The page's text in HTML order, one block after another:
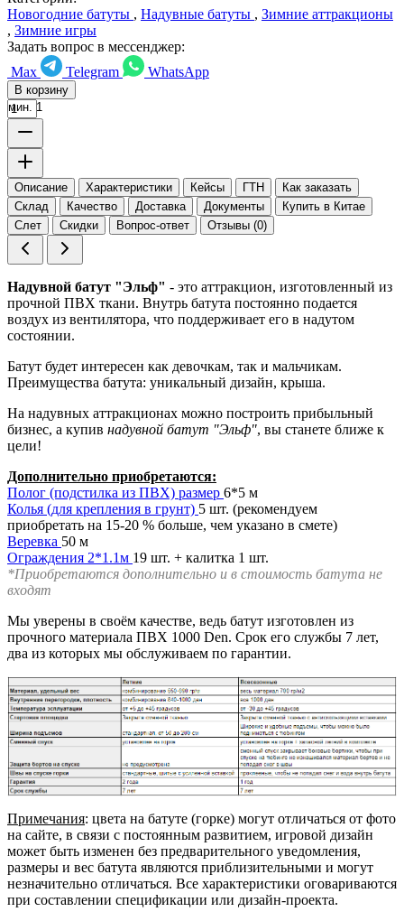
Новогодние батуты , Надувные батуты , Зимние аттракционы
, Зимние игры
Задать вопрос в мессенджер:
Max
Telegram WhatsApp
В корзину
мин. 1
Описание Характеристики Кейсы ГТН
Как заказать
Склад
Качество Доставка Документы
Купить в Китае
Слет
Скидки Вопрос-ответ Отзывы (0)
Надувной батут "Эльф" - это аттракцион, изготовленный из
прочной ПВХ ткани. Внутрь батута постоянно подается
воздух из вентилятора, что поддерживает его в надутом
состоянии.
Батут будет интересен как девочкам, так и мальчикам.
Преимущества батута: уникальный дизайн, крыша.
На надувных аттракционах можно построить прибыльный
бизнес, а купив надувной батут "Эльф", вы станете ближе к
цели!
Дополнительно приобретаются:
Полог (подстилка из ПВХ) размер 6*5 м
Колья (для крепления в грунт) 5 шт. (рекомендуем
приобретать на 15-20 % больше, чем указано в смете)
Веревка 50 м
Ограждения 2*1.1м 19 шт. + калитка 1 шт.
*Приобретаются дополнительно и в стоимость батута не
входят
Мы уверены в своём качестве, ведь батут изготовлен из
прочного материала ПВХ 1000 Den. Срок его службы 7 лет,
два из которых мы обслуживаем по гарантии.
Примечания: цвета на батуте (горке) могут отличаться от фото
на сайте, в связи с постоянным развитием, игровой дизайн
может быть изменен без предварительного уведомления,
размеры и вес батута являются приблизительными и могут
незначительно отличаться. Все характеристики оговариваются
при составлении спецификации или дизайн-проекта.